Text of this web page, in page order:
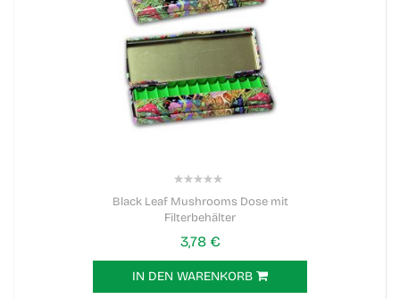
Black Leaf Mushrooms Dose mit
Filterbehälter
3,78 €
IN DEN WARENKORB